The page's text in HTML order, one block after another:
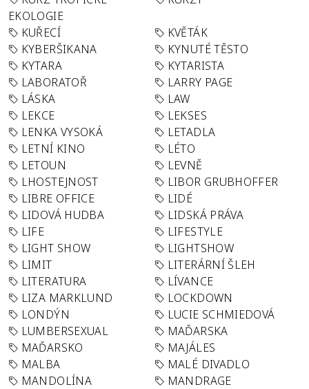
EKOLOGIE
KUŘECÍ
KVĚTÁK
KYBERŠIKANA
KYNUTÉ TĚSTO
KYTARA
KYTARISTA
LABORATOŘ
LARRY PAGE
LÁSKA
LAW
LEKCE
LEKSES
LENKA VYSOKÁ
LETADLA
LETNÍ KINO
LÉTO
LETOUN
LEVNĚ
LHOSTEJNOST
LIBOR GRUBHOFFER
LIBRE OFFICE
LIDÉ
LIDOVÁ HUDBA
LIDSKÁ PRÁVA
LIFE
LIFESTYLE
LIGHT SHOW
LIGHTSHOW
LIMIT
LITERÁRNÍ ŠLEH
LITERATURA
LÍVANCE
LIZA MARKLUND
LOCKDOWN
LONDÝN
LUCIE SCHMIEDOVÁ
LUMBERSEXUAL
MAĎARSKA
MAĎARSKO
MAJÁLES
MALBA
MALÉ DIVADLO
MANDOLÍNA
MANDRAGE